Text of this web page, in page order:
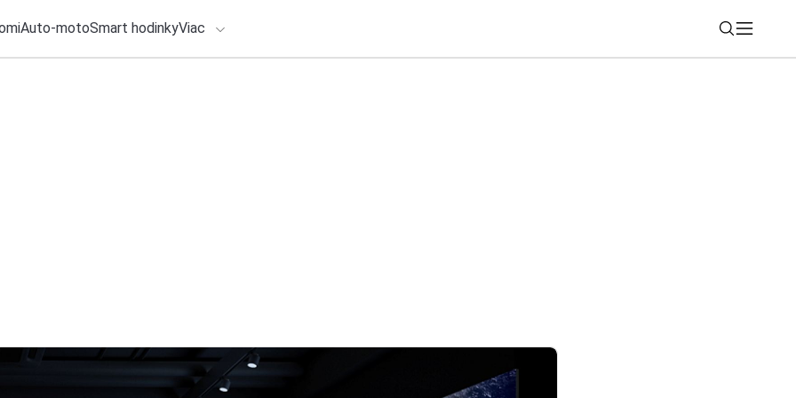
Auto-motoSmart hodinkyViac